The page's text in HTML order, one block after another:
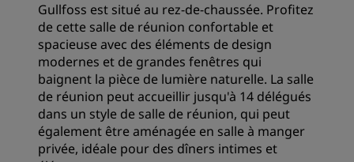
Gullfoss est situé au rez-de-chaussée. Profitez
de cette salle de réunion confortable et
spacieuse avec des éléments de design
modernes et de grandes fenêtres qui
baignent la pièce de lumière naturelle. La salle
de réunion peut accueillir jusqu'à 14 délégués
dans un style de salle de réunion, qui peut
également être aménagée en salle à manger
privée, idéale pour des dîners intimes et